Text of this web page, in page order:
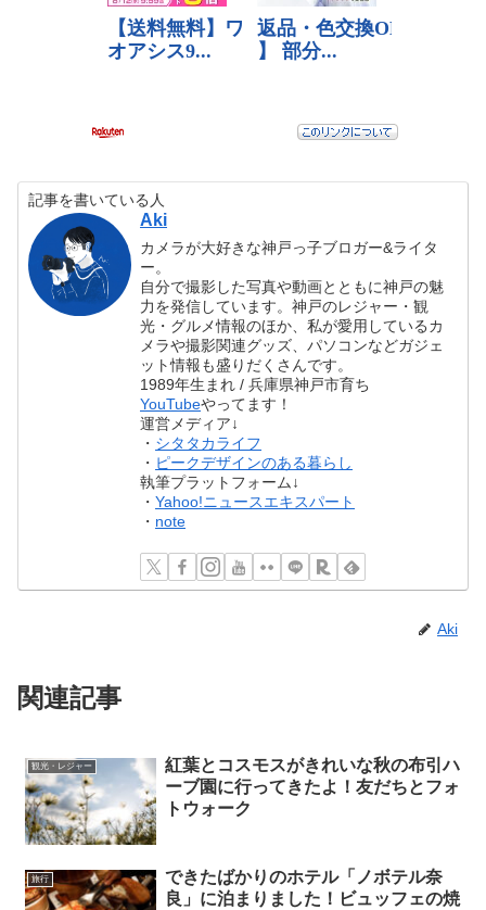
記事を書いている人
Aki
カメラが大好きな神戸っ子ブロガー&ライタ
ー。
自分で撮影した写真や動画とともに神戸の魅
力を発信しています。神戸のレジャー・観
光・グルメ情報のほか、私が愛用しているカ
メラや撮影関連グッズ、パソコンなどガジェ
ット情報も盛りだくさんです。
1989年生まれ / 兵庫県神戸市育ち
YouTubeやってます！
運営メディア↓
・ シタタカライフ
・ ピークデザインのある暮らし
執筆プラットフォーム↓
・Yahoo!ニュースエキスパート
・ note
Aki
関連記事
観光・レジャー
紅葉とコスモスがきれいな秋の布引ハ
ーブ園に行ってきたよ！友だちとフォ
トウォーク
旅行
できたばかりのホテル「ノボテル奈
良」に泊まりました！ビュッフェの焼